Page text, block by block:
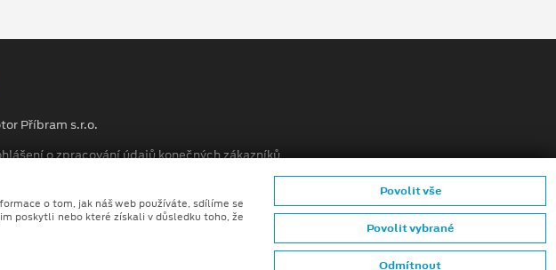
Příbram s.r.o.
o zpracování údajů konečných zákazníků
generovaných snímků (CGI) z digitálních modelů vozidel a generativní
o tom, jak náš web používáte, sdílíme se
poskytli nebo které získali v důsledku toho, že
Odmítnout
Povolit vybrané
Povolit vše